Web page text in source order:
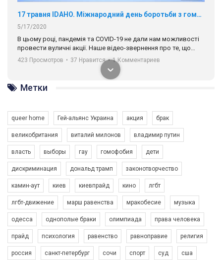
17 травня IDAHO. Міжнародний день боротьби з гомофобією трансфобією і біфобія.
5/17/2020
В цьому році, пандемія та COVІD-19 не дали нам можливості
провести вуличні акції. Наше відео-звернення про те, що
навіть коли ми у різних містах та не можемо зустрінеться, ми
разом. Ми закликаємо всіх хто поділяє цінності рівності та
солідарності, приєднатися до нас. Регіональні підрозділи
ГАУ є в 16 областях України.
Разом наш голос лунає гучніше!
423 Просмотров • 37 Нравится • 1 Комментариев
Зупинимо насильство проти ЛГБТ в Україні! Stop violence against LGBT in Ukraine!
6/30/2017
Емоційний та вражаючий промо-ролік на конкурс PACT, який
представляє програму "Гей-альянс Україна" з протидії
насильству проти ЛГБТ в Україні.
1.9K Просмотров • 226 Нравится • 5 Комментариев
Метки
queer home Гей-альянс Украина акция брак
великобритания виталий милонов владимир путин
власть выборы гау гомофобия дети
дискриминация дональд трамп законотворчество
камин-аут киев киевпрайд кино лгбт
лгбт-движение марш равенства мракобесие музыка
одесса однополые браки олимпиада права человека
прайд психология равенство равноправие религия
россия санкт-петербург сочи спорт суд сша